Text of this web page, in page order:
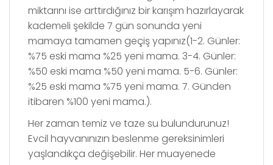
miktarını ise arttırdığınız bir karışım hazırlayarak
kademeli şekilde 7 gün sonunda yeni
mamaya tamamen geçiş yapınız(1-2. Günler:
%75 eski mama %25 yeni mama. 3-4. Günler:
%50 eski mama %50 yeni mama. 5-6. Günler:
%25 eski mama %75 yeni mama. 7. Günden
itibaren %100 yeni mama.).
Her zaman temiz ve taze su bulundurunuz!
Evcil hayvanınızın beslenme gereksinimleri
yaşlandıkça değişebilir. Her muayenede